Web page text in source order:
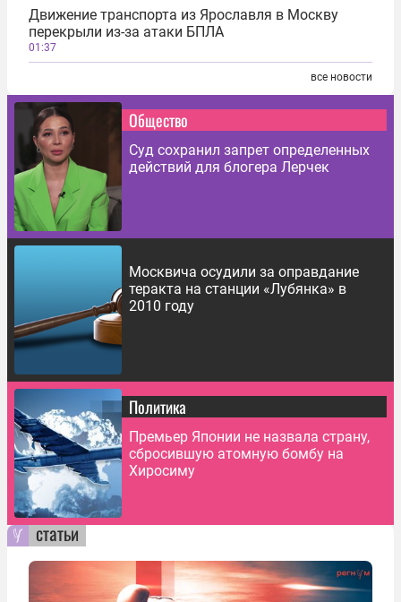
Движение транспорта из Ярославля в Москву
перекрыли из-за атаки БПЛА
01:37
все новости
Общество
Суд сохранил запрет определенных
действий для блогера Лерчек
Москвича осудили за оправдание
теракта на станции «Лубянка» в
2010 году
Политика
Премьер Японии не назвала страну,
сбросившую атомную бомбу на
Хиросиму
статьи